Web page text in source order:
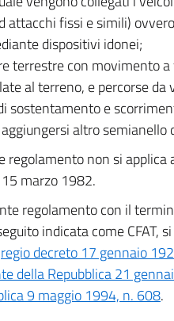
attacchi fissi e simili)
dispositivi idonei;
terrestre con movimento
al terreno, e percorse
sostentamento e
altro semianello
regolamento non si
marzo 1982.
regolamento con il
indicata come CFAT,
regio decreto 17 gennaio
della Repubblica 21
9 maggio 1994, n. 608.